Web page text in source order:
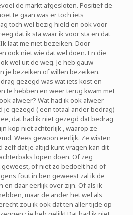
de markt afgesloten. Positief de
te gaan was er toch iets
toch wel bezig hield en ook voor
dat ik sta waar ik voor sta en dat
laat me niet bezeiken. Door
ook niet wie dat wel doen. En die
wel uit de weg. Je heb gauw
je bezeiken of willen bezeiken.
gezegd was wat iets kost en
te hebben en weer terug kwam met
alweer? Wat had ik ook alweer
je gezegd ( een totaal ander bedrag)
dat had ik niet gezegd dat bedrag
kop niet achterlijk , waarop ze
Wees gewoon eerlijk. Ze wisten
zelf dat je altijd kunt vragen kan dit
lopen doen. Of zeg
of niet zo bedoelt had of
fout in ben geweest zal ik de
en daar eerlijk over zijn. Of als ik
maar de ander het wel als
zou ik ook dat ten aller tijde op